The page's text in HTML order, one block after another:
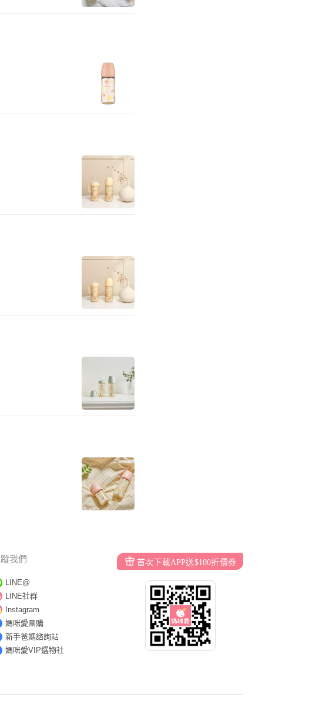
我們
LINE@
LINE社群
Instagram
媽咪愛團購
新手爸媽諮詢站
媽咪愛VIP選物社
首次下載APP送$100折價券